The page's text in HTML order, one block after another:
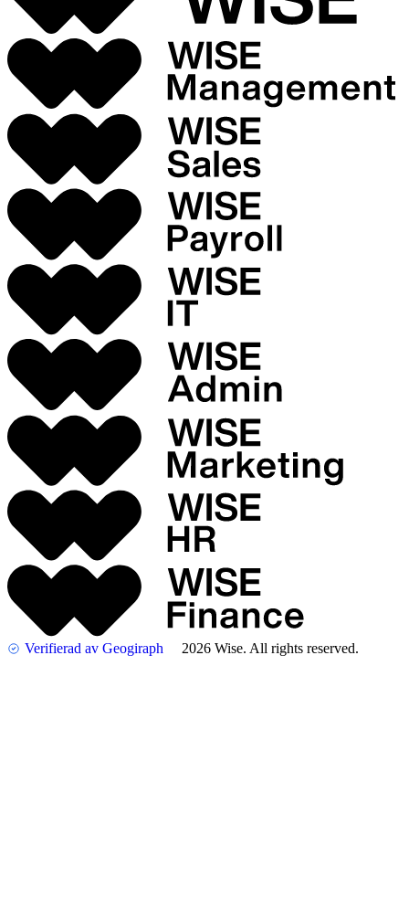
Verifierad av Geogiraph 2026 Wise. All rights reserved.